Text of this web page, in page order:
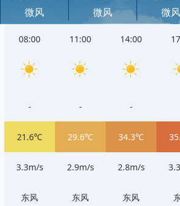
微风
微风
微风
08:00
-
21.6℃
3.3m/s
东风
11:00
-
29.6℃
2.9m/s
东风
14:00
-
34.3℃
2.8m/s
东风